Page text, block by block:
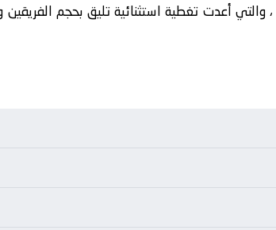
أعدت تغطية استثنائية تليق بحجم